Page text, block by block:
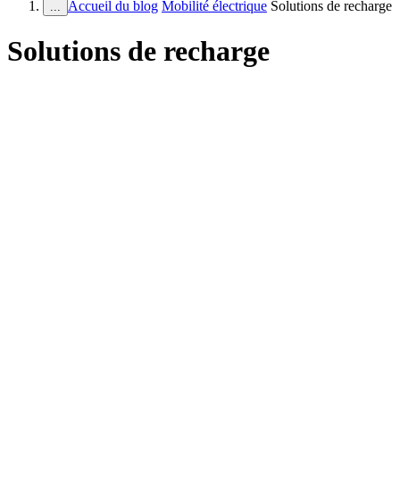
... Accueil du blog Mobilité électrique Solutions de recharge
Solutions de recharge